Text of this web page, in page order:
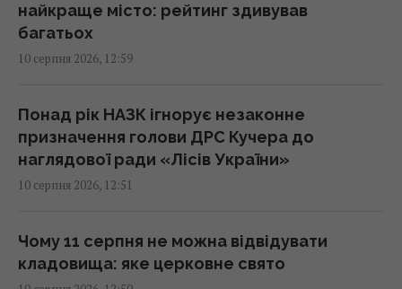
Субсидію можуть забрати через одну
покупку: юрист назвав суму
Режим польоту виявився марним: як
насправді прискорити зарядку смартфона
13:55 понеділок, 10 серпня 2026
Toyota не змогла конкурувати з
китайськими автогігантами: японці змінили
найкраще місто: рейтинг здивував
багатьох
10 серпня 2026, 12:59
Понад рік НАЗК ігнорує незаконне
призначення голови ДРС Кучера до
наглядової ради «Лісів України»
10 серпня 2026, 12:51
Чому 11 серпня не можна відвідувати
кладовища: яке церковне свято